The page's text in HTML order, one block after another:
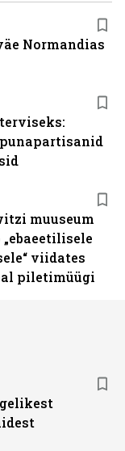
muuseum
viidates
piletimüügi
Normandias